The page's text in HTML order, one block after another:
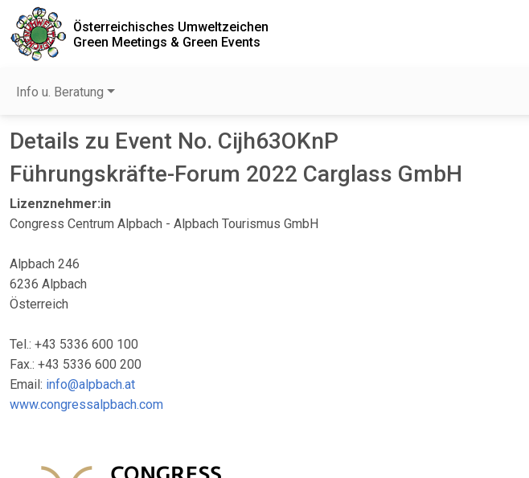
Österreichisches Umweltzeichen
Green Meetings & Green Events
Info u. Beratung
Details zu Event No. Cijh63OKnP
Führungskräfte-Forum 2022 Carglass GmbH
Lizenznehmer:in
Congress Centrum Alpbach - Alpbach Tourismus GmbH
Alpbach 246
6236 Alpbach
Österreich
Tel.: +43 5336 600 100
Fax.: +43 5336 600 200
Email: info@alpbach.at
www.congressalpbach.com